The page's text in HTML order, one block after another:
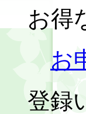
お得
お
登録